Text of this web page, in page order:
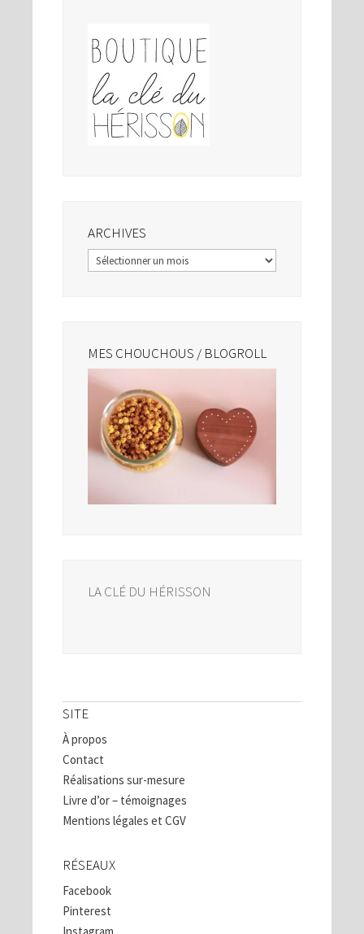
ARCHIVES
Archives
MES CHOUCHOUS / BLOGROLL
LA CLÉ DU HÉRISSON
SITE
À propos
Contact
Réalisations sur-mesure
Livre d’or – témoignages
Mentions légales et CGV
RÉSEAUX
Facebook
Pinterest
Instagram